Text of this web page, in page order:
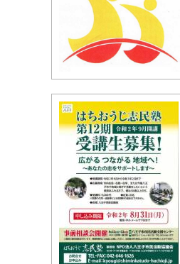
マイメディア検索